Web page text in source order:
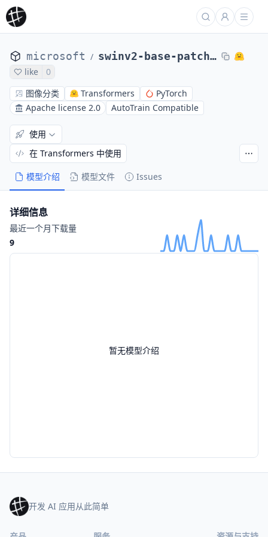
microsoft / swinv2-base-patch4-window12to16-192to256-22kto1k-ft
like
0
图像分类
Transformers
PyTorch
Apache license 2.0
AutoTrain Compatible
模型介绍 模型文件 Issues
使用
在 Transformers 中使用
暂无模型介绍
详细信息
最近一个月下载量
9
开发 AI 应用从此简单